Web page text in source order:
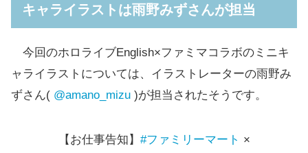
メーカ
ー
商品名
価格(税
込)
メロンソーダアップ
明治 ブーストバイツ 259円
キャライラストは雨野みずさんが担当
今回のホロライブEnglish×ファミマコラボのミニキ
ャライラストについては、イラストレーターの雨野み
ずさん( @amano_mizu )が担当されたそうです。
【お仕事告知】️ #ファミリーマート ×